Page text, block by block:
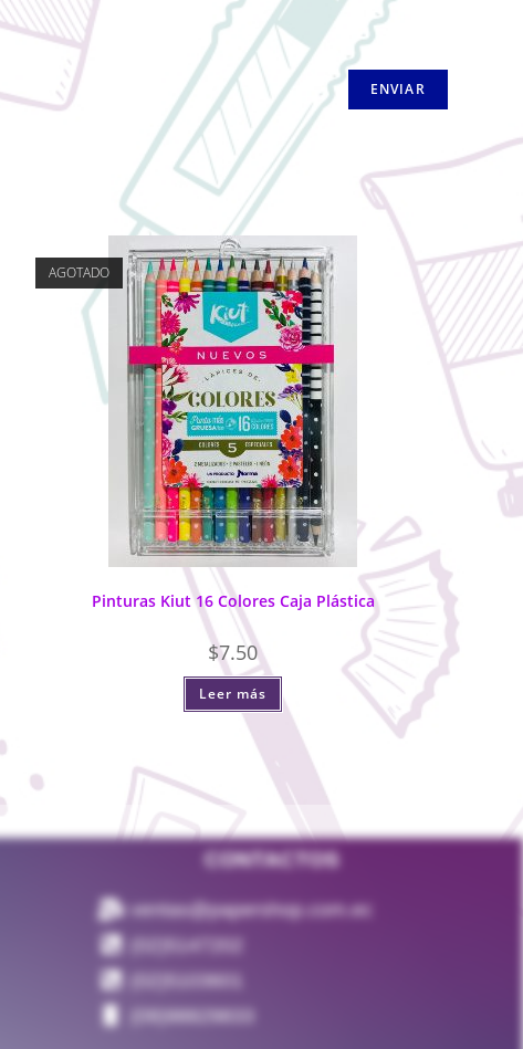
AGOTADO
Pinturas Kiut 16 Colores Caja Plástica
$7.50
Leer más
CONTACTOS
ventas@papershop.com.ec
(02)5147202
(02)5103601
(09)98829833